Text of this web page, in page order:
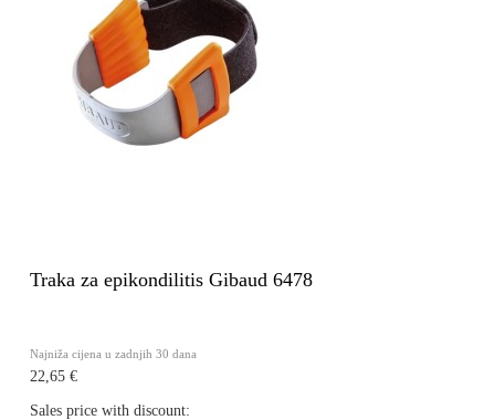
Traka za epikondilitis Gibaud 6478
Najniža cijena u zadnjih 30 dana
22,65 €
Sales price with discount: